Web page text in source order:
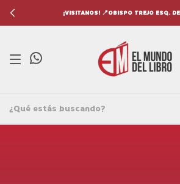
¡VISITANOS! 📍OBISPO TREJO ESQ.